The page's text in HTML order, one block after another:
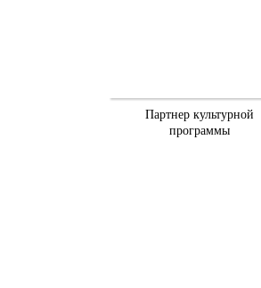
Партнер культурной
программы